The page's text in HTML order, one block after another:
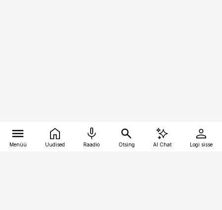
Menüü Uudised Raadio Otsing AI Chat Logi sisse